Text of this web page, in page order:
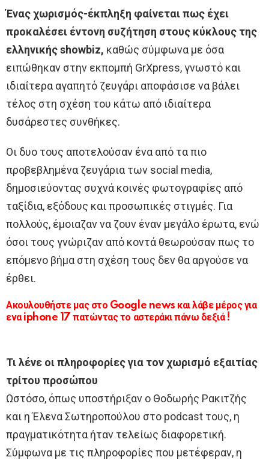
Ένας χωρισμός-έκπληξη φαίνεται πως έχει
προκαλέσει έντονη συζήτηση στους κύκλους της
ελληνικής showbiz, καθώς σύμφωνα με όσα
ειπώθηκαν στην εκπομπή GrXpress, γνωστό και
ιδιαίτερα αγαπητό ζευγάρι αποφάσισε να βάλει
τέλος στη σχέση του κάτω από ιδιαίτερα
δυσάρεστες συνθήκες.
Οι δυο τους αποτελούσαν ένα από τα πιο
προβεβλημένα ζευγάρια των social media,
δημοσιεύοντας συχνά κοινές φωτογραφίες από
ταξίδια, εξόδους και προσωπικές στιγμές. Για
πολλούς, έμοιαζαν να ζουν έναν μεγάλο έρωτα, ενώ
όσοι τους γνώριζαν από κοντά θεωρούσαν πως το
επόμενο βήμα στη σχέση τους δεν θα αργούσε να
έρθει.
Ακουλουθήστε μας στο Google news και λάβε μέρος για
ενα iphone 17 πατώντας το αστεράκι πάνω δεξιά !
Τι λένε οι πληροφορίες για τον χωρισμό εξαιτίας
τρίτου προσώπου
Ωστόσο, όπως υποστήριξαν ο Θοδωρής Ρακιτζής
και η Έλενα Σωτηροπούλου στο podcast τους, η
πραγματικότητα ήταν τελείως διαφορετική.
Σύμφωνα με τις πληροφορίες που μετέφεραν, η